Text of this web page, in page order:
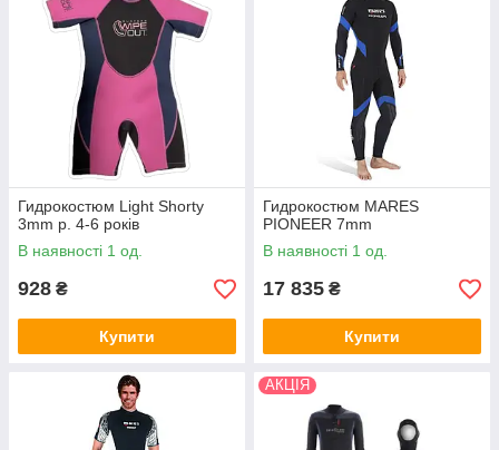
Гидрокостюм Light Shorty
3mm р. 4-6 років
В наявності 1 од.
928 ₴
Купити
Гидрокостюм MARES
PIONEER 7mm
В наявності 1 од.
17 835 ₴
Купити
АКЦІЯ